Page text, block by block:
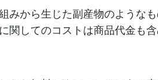
みから生じた副産物のような
関してのコストは商品代金も